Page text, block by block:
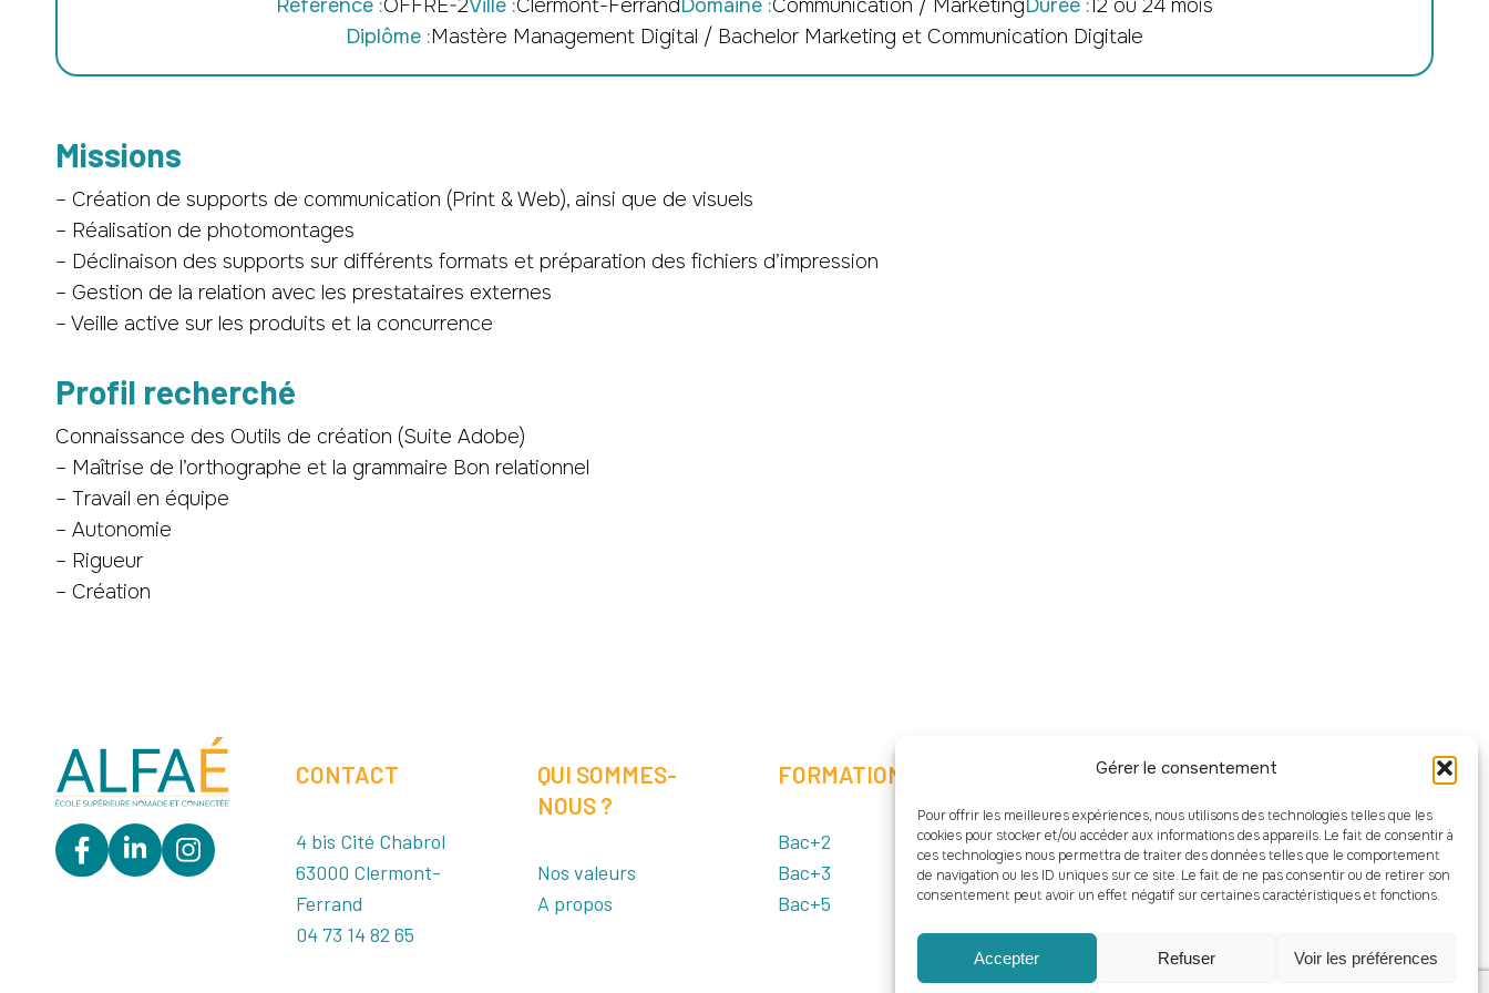
Gérer le consentement
Pour offrir les meilleures expériences, nous utilisons des technologies telles que les
cookies pour stocker et/ou accéder aux informations des appareils. Le fait de consentir à
ces technologies nous permettra de traiter des données telles que le comportement
de navigation ou les ID uniques sur ce site. Le fait de ne pas consentir ou de retirer son
consentement peut avoir un effet négatif sur certaines caractéristiques et fonctions.
Accepter Refuser Voir les préférences
Référence :OFFRE-2Ville :Clermont-FerrandDomaine :Communication / MarketingDurée :12 ou 24 mois
Diplôme :Mastère Management Digital / Bachelor Marketing et Communication Digitale
Missions
– Création de supports de communication (Print & Web), ainsi que de visuels
– Réalisation de photomontages
– Déclinaison des supports sur différents formats et préparation des fichiers d’impression
– Gestion de la relation avec les prestataires externes
– Veille active sur les produits et la concurrence
Profil recherché
Connaissance des Outils de création (Suite Adobe)
– Maîtrise de l’orthographe et la grammaire Bon relationnel
– Travail en équipe
– Autonomie
– Rigueur
– Création
CONTACT
4 bis Cité Chabrol
63000 Clermont-
Ferrand
04 73 14 82 65
QUI SOMMES-
NOUS ?
Nos valeurs
A propos
FORMATIONS
Bac+2
Bac+3
Bac+5
CAMPUS
Clermont-Ferrand
Numérique
FINANCEMENTS
Types de
financements